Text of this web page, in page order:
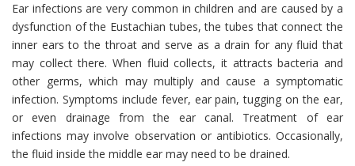
Ear infections are very common in children and are caused by a
dysfunction of the Eustachian tubes, the tubes that connect the
inner ears to the throat and serve as a drain for any fluid that
may collect there. When fluid collects, it attracts bacteria and
other germs, which may multiply and cause a symptomatic
infection. Symptoms include fever, ear pain, tugging on the ear,
or even drainage from the ear canal. Treatment of ear
infections may involve observation or antibiotics. Occasionally,
the fluid inside the middle ear may need to be drained.